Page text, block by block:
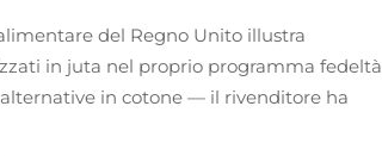
del Regno Unito illustra
in juta nel proprio programma fedeltà
in cotone — il rivenditore ha